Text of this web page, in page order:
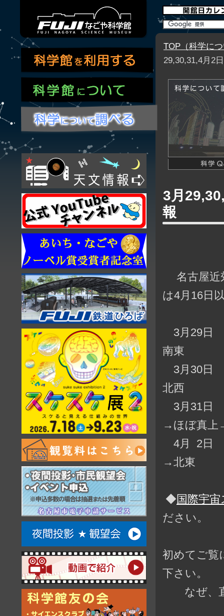
TOP（科学に
29,30,31,4月2
3月
報
名古屋近
は4月16日
3月29日
南東
3月30日
北西
3月31日
→ほぼ真上
4月 2日
→北東
◆国際宇
ださい。
初めてご覧
下さい。
なぜ、直